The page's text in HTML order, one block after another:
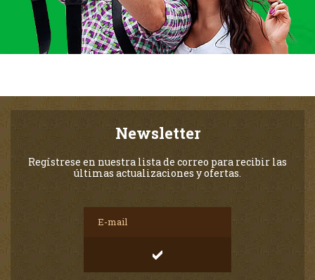
Newsletter
Regístrese en nuestra lista de correo para recibir las
últimas actualizaciones y ofertas.